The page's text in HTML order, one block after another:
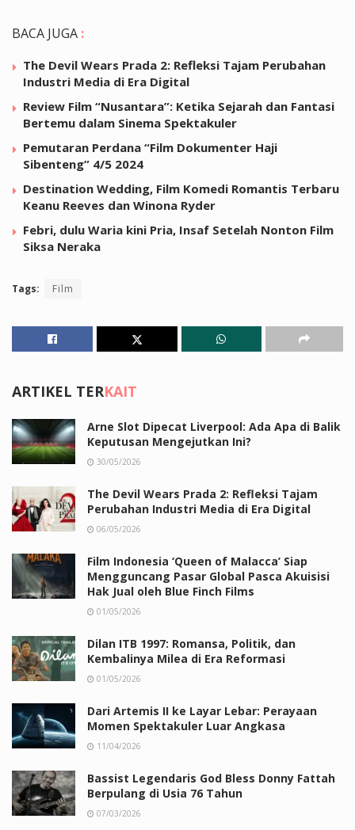
BACA JUGA :
The Devil Wears Prada 2: Refleksi Tajam Perubahan
Industri Media di Era Digital
Review Film “Nusantara”: Ketika Sejarah dan Fantasi
Bertemu dalam Sinema Spektakuler
Pemutaran Perdana “Film Dokumenter Haji
Sibenteng” 4/5 2024
Destination Wedding, Film Komedi Romantis Terbaru
Keanu Reeves dan Winona Ryder
Febri, dulu Waria kini Pria, Insaf Setelah Nonton Film
Siksa Neraka
Tags: Film
ARTIKEL TERKAIT
Arne Slot Dipecat Liverpool: Ada Apa di Balik
Keputusan Mengejutkan Ini?
30/05/2026
The Devil Wears Prada 2: Refleksi Tajam
Perubahan Industri Media di Era Digital
06/05/2026
Film Indonesia ‘Queen of Malacca’ Siap
Mengguncang Pasar Global Pasca Akuisisi
Hak Jual oleh Blue Finch Films
01/05/2026
Dilan ITB 1997: Romansa, Politik, dan
Kembalinya Milea di Era Reformasi
01/05/2026
Dari Artemis II ke Layar Lebar: Perayaan
Momen Spektakuler Luar Angkasa
11/04/2026
Bassist Legendaris God Bless Donny Fattah
Berpulang di Usia 76 Tahun
07/03/2026